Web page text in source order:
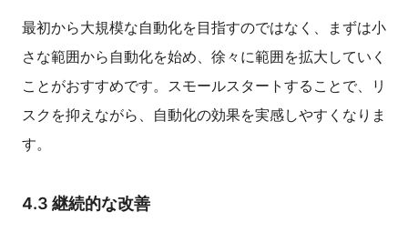
最初から大規模な自動化を目指すのではなく、まずは小
さな範囲から自動化を始め、徐々に範囲を拡大していく
ことがおすすめです。スモールスタートすることで、リ
スクを抑えながら、自動化の効果を実感しやすくなりま
す。
4.3 継続的な改善